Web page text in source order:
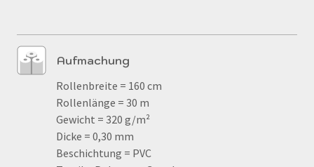
Aufmachung
Rollenbreite = 160 cm
Rollenlänge = 30 m
Gewicht = 320 g/m²
Dicke = 0,30 mm
Beschichtung = PVC